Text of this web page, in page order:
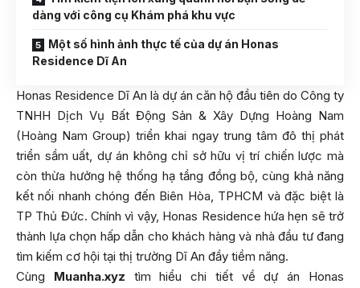
dàng với công cụ Khám phá khu vực
Một số hình ảnh thực tế của dự án Honas
Residence Dĩ An
Honas Residence Dĩ An là dự án căn hộ đầu tiên do Công ty
TNHH Dịch Vụ Bất Động Sản & Xây Dựng Hoàng Nam
(Hoàng Nam Group) triển khai ngay trung tâm đô thị phát
triển sầm uất, dự án không chỉ sở hữu vị trí chiến lược mà
còn thừa hưởng hệ thống hạ tầng đồng bộ, cùng khả năng
kết nối nhanh chóng đến Biên Hòa, TPHCM và đặc biệt là
TP Thủ Đức. Chính vì vậy, Honas Residence hứa hẹn sẽ trở
thành lựa chọn hấp dẫn cho khách hàng và nhà đầu tư đang
tìm kiếm cơ hội tại thị trường Dĩ An đầy tiềm năng.
Cùng Muanha.xyz tìm hiểu chi tiết về dự án Honas